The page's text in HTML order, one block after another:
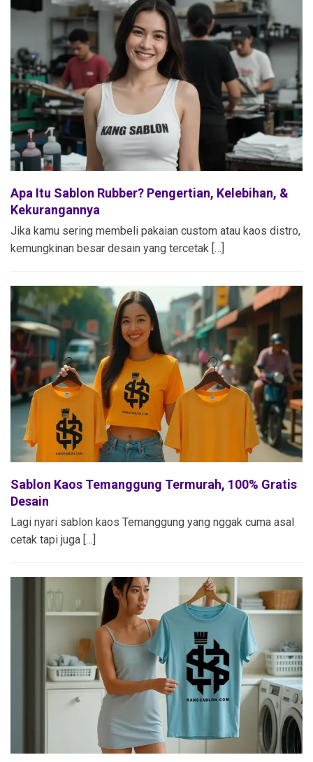
Apa Itu Sablon Rubber? Pengertian, Kelebihan, &
Kekurangannya
Jika kamu sering membeli pakaian custom atau kaos distro,
kemungkinan besar desain yang tercetak […]
Sablon Kaos Temanggung Termurah, 100% Gratis
Desain
Lagi nyari sablon kaos Temanggung yang nggak cuma asal
cetak tapi juga […]